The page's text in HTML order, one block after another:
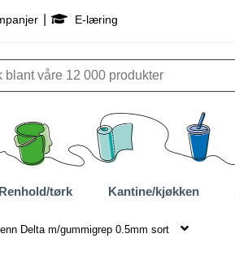
E-læring
Renhold/tørk Kantine/kjøkken
Delta m/gummigrep 0.5mm sort